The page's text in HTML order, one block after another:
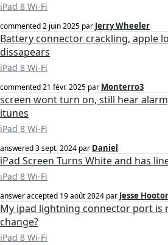
iPad 8 Wi-Fi
commented2 juin 2025 par Jerry Wheeler
Battery connector crackling, apple
dissapears
iPad 8 Wi-Fi
commented21 févr. 2025 par Monterro3
screen wont turn on, still hear
itunes
iPad 8 Wi-Fi
answered3 sept. 2024 par Daniel
iPad Screen Turns White and has
iPad 8 Wi-Fi
answer accepted 19 août 2024 par Jesse
My ipad lightning connector port is
change?
iPad 8 Wi-Fi